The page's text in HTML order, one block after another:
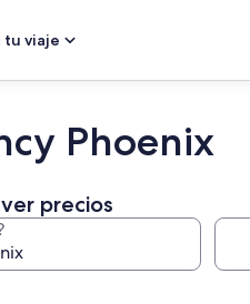
tu viaje
Phoenix
precios